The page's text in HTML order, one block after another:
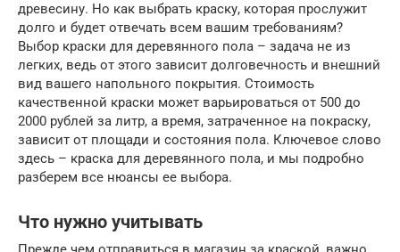
древесину. Но как выбрать краску, которая прослужит
долго и будет отвечать всем вашим требованиям?
Выбор краски для деревянного пола – задача не из
легких, ведь от этого зависит долговечность и внешний
вид вашего напольного покрытия. Стоимость
качественной краски может варьироваться от 500 до
2000 рублей за литр, а время, затраченное на покраску,
зависит от площади и состояния пола. Ключевое слово
здесь – краска для деревянного пола, и мы подробно
разберем все нюансы ее выбора.
Что нужно учитывать